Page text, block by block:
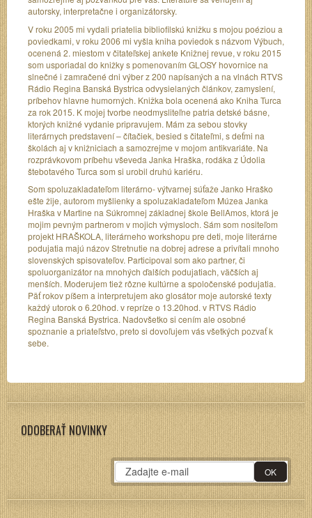
autorsky, interpretačne i organizátorsky.
V roku 2005 mi vydali priatelia bibliofilskú knižku s mojou poéziou a
poviedkami, v roku 2006 mi vyšla kniha poviedok s názvom Výbuch,
ocenená 2. miestom v čitateľskej ankete Knižnej revue, v roku 2015
som usporiadal do knižky s pomenovaním GLOSY hovornice na
slnečné i zamračené dni výber z 200 napísaných a na vlnách RTVS
Rádio Regina Banská Bystrica odvysielaných článkov, zamyslení,
príbehov hlavne humorných. Knižka bola ocenená ako Kniha Turca
za rok 2015. K mojej tvorbe neodmysliteľne patria detské básne,
ktorých knižné vydanie pripravujem. Mám za sebou stovky
literárnych predstavení – čítačiek, besied s čitateľmi, s deťmi na
školách aj v knižniciach a samozrejme v mojom antikvariáte. Na
rozprávkovom príbehu vševeda Janka Hraška, rodáka z Údolia
štebotavého Turca som si urobil druhú kariéru.
Som spoluzakladateľom literárno- výtvarnej súťaže Janko Hraško
ešte žije, autorom myšlienky a spoluzakladateľom Múzea Janka
Hraška v Martine na Súkromnej základnej škole BellAmos, ktorá je
mojim pevným partnerom v mojich výmysloch. Sám som nositeľom
projekt HRAŠKOLA, literárneho workshopu pre deti, moje literárne
podujatia majú názov Stretnutie na dobrej adrese a privítali mnoho
slovenských spisovateľov. Participoval som ako partner, či
spoluorganizátor na mnohých ďalších podujatiach, väčších aj
menších. Moderujem tiež rôzne kultúrne a spoločenské podujatia.
Päť rokov píšem a interpretujem ako glosátor moje autorské texty
každý utorok o 6.20hod. v repríze o 13.20hod. v RTVS Rádio
Regina Banská Bystrica. Nadovšetko si cením ale osobné
spoznanie a priateľstvo, preto si dovoľujem vás všetkých pozvať k
sebe.
ODOBERAŤ NOVINKY